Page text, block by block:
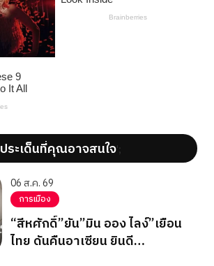
ประเด็นที่คุณอาจสนใจ';
06 ส.ค. 69
การเมือง
“สีหศักดิ์”ยัน”มิน ออง ไลง์”เยือน
ไทย ดันคืนอาเซียน ยินดี